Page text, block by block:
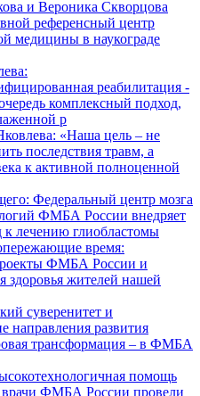
и Вероника Скворцова
референсный центр
медицины в наукограде
реабилитация -
комплексный подход,
р
«Наша цель – не
последствия травм, а
к активной полноценной
Федеральный центр мозга
ФМБА России внедряет
лечению глиобластомы
время:
ФМБА России и
здоровья жителей нашей
суверенитет и
направления развития
трансформация – в ФМБА
помощь
ФМБА России провели